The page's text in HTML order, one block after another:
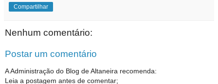
Compartilhar
Nenhum comentário:
Postar um comentário
A Administração do Blog de Altaneira recomenda:
Leia a postagem antes de comentar;